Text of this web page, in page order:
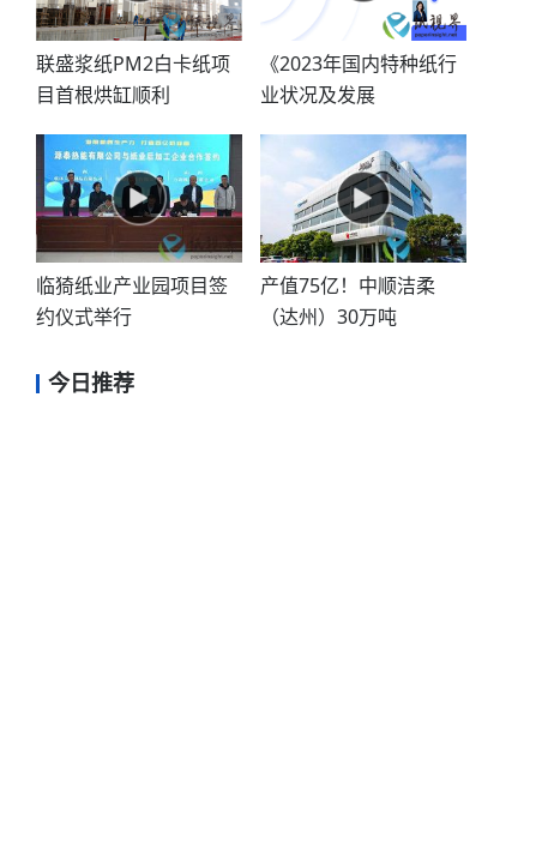
联盛浆纸PM2白卡纸项
目首根烘缸顺利
《2023年国内特种纸行
业状况及发展
临猗纸业产业园项目签
约仪式举行
产值75亿！中顺洁柔
（达州）30万吨
今日推荐